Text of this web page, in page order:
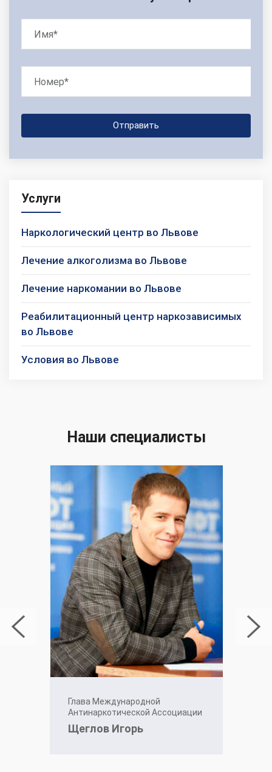
Услуги
Наркологический центр во Львове
Лечение алкоголизма во Львове
Лечение наркомании во Львове
Реабилитационный центр наркозависимых
во Львове
Условия во Львове
Наши специалисты
Глава Международной
Антинаркотической Ассоциации
Щеглов Игорь